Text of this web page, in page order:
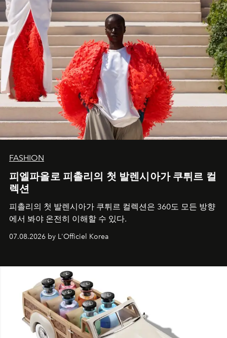
FASHION
피엘파올로 피촐리의 첫 발렌시아가 쿠튀르 컬
렉션
피촐리의 첫 발렌시아가 쿠튀르 컬렉션은 360도 모든 방향
에서 봐야 온전히 이해할 수 있다.
07.08.2026 by L'Officiel Korea